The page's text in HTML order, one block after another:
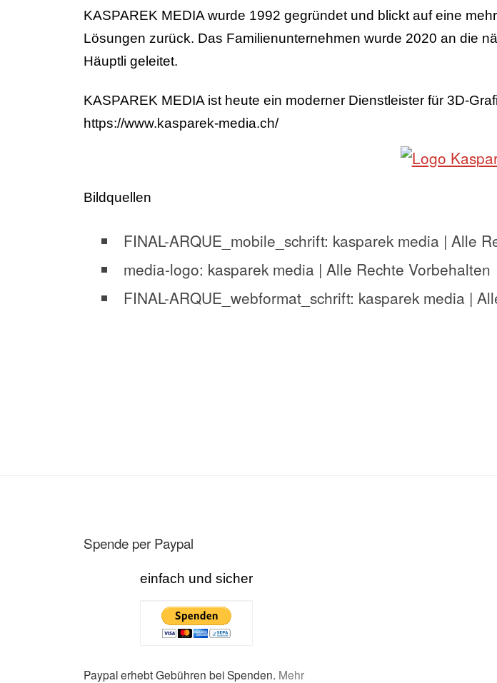
KASPAREK MEDIA wurde 1992 gegründet und blickt auf eine
Lösungen zurück. Das Familienunternehmen wurde 2020 an die
Häuptli geleitet.
KASPAREK MEDIA ist heute ein moderner Dienstleister für 3D-
https://www.kasparek-media.ch/
Bildquellen
FINAL-ARQUE_mobile_schrift: kasparek media | Alle
media-logo: kasparek media | Alle Rechte Vorbehalten
FINAL-ARQUE_webformat_schrift: kasparek media |
Spende per Paypal
einfach und sicher
Paypal erhebt Gebühren bei Spenden. Mehr